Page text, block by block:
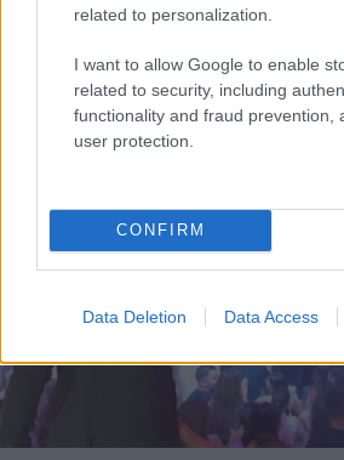
related to personalization.
I want to allow Google to enable
related to security, including
functionality and fraud prevention,
user protection.
CONFIRM
Data Deletion Data Access
Το «ντόνατ» της OpenAI: Όλα όσα
πρώτη της συσκευή με υπογραφή